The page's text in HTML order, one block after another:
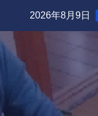
content
2026年8月9日